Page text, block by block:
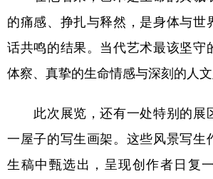
的痛感、挣扎与释然，是身体与世
话共鸣的结果。当代艺术最该坚守
体察、真挚的生命情感与深刻的人文
此次展览，还有一处特别的展
一屋子的写生画架。这些风景写生
生稿中甄选出，呈现创作者日复